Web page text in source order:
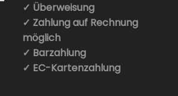
✓ Überweisung
✓ Zahlung auf Rechnung
möglich
✓ Barzahlung
✓ EC-Kartenzahlung